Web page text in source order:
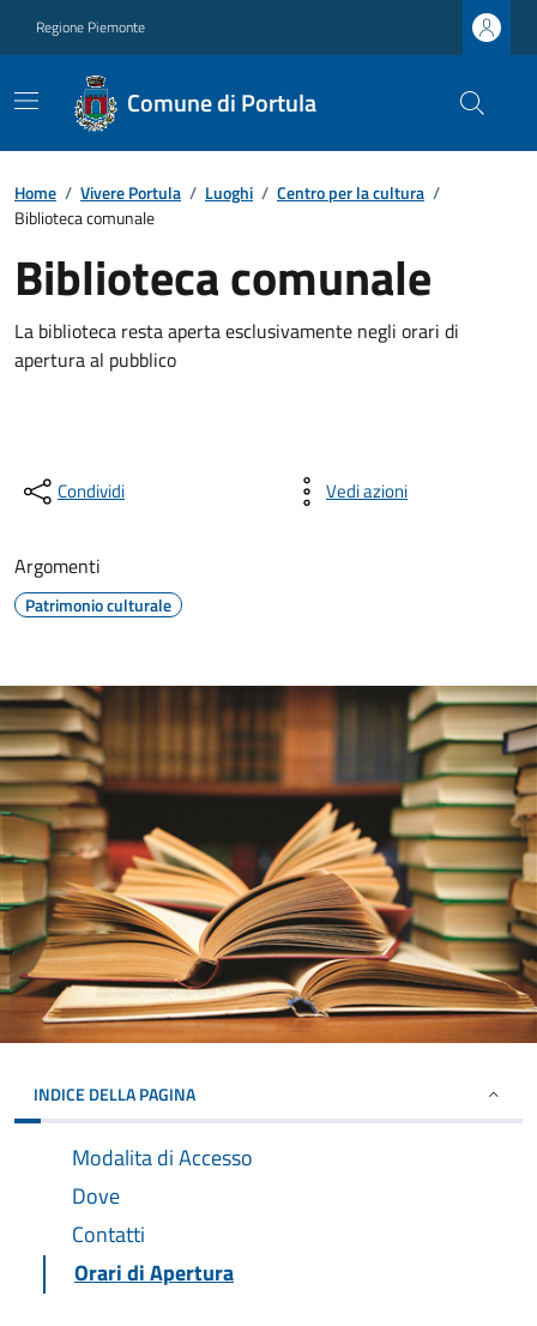
Regione Piemonte
Comune di Portula
Home / Vivere Portula / Luoghi / Centro per la cultura /
Biblioteca comunale
Biblioteca comunale
La biblioteca resta aperta esclusivamente negli orari di
apertura al pubblico
Condividi Vedi azioni
Argomenti
Patrimonio culturale
INDICE DELLA PAGINA
Modalita di Accesso
Dove
Contatti
Orari di Apertura